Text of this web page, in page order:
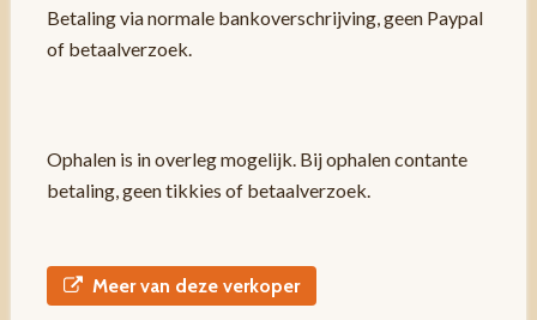
Betaling via normale bankoverschrijving, geen Paypal
of betaalverzoek.
Ophalen is in overleg mogelijk. Bij ophalen contante
betaling, geen tikkies of betaalverzoek.
Meer van deze verkoper